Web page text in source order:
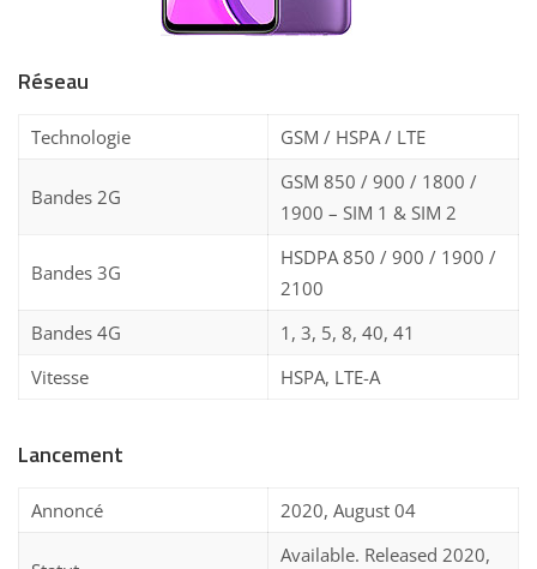
Réseau
Technologie GSM / HSPA / LTE
Bandes 2G
GSM 850 / 900 / 1800 /
1900 – SIM 1 & SIM 2
Bandes 3G
HSDPA 850 / 900 / 1900 /
2100
Bandes 4G
1, 3, 5, 8, 40, 41
Vitesse
HSPA, LTE-A
Lancement
Annoncé 2020, August 04
Available. Released 2020,